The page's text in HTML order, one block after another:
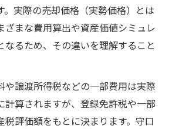
。実際の売却価格（実勢価格）とは
ざまな費用算出や資産価値シミュレ
なるため、その違いを理解すること
や譲渡所得税などの一部費用は実際
計算されますが、登録免許税や一部
税評価額をもとに決まります。守口